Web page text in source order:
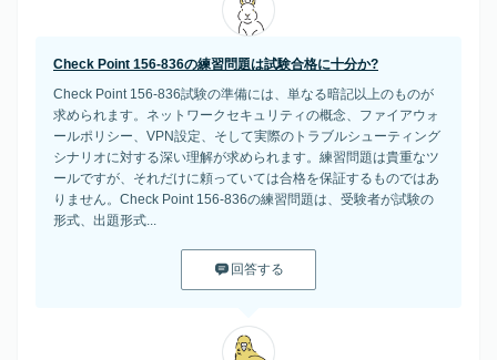
Check Point 156-836の練習問題は試験合格に十分か?
Check Point 156-836試験の準備には、単なる暗記以上のものが
求められます。ネットワークセキュリティの概念、ファイアウォ
ールポリシー、VPN設定、そして実際のトラブルシューティング
シナリオに対する深い理解が求められます。練習問題は貴重なツ
ールですが、それだけに頼っていては合格を保証するものではあ
りません。Check Point 156-836の練習問題は、受験者が試験の
形式、出題形式...
回答する